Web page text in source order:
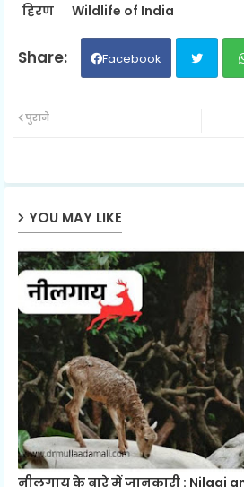
हिरण
Wildlife of India
Facebook
पुराने
YOU MAY LIKE
नीलगाय के बारे में जानकारी : Nilgai